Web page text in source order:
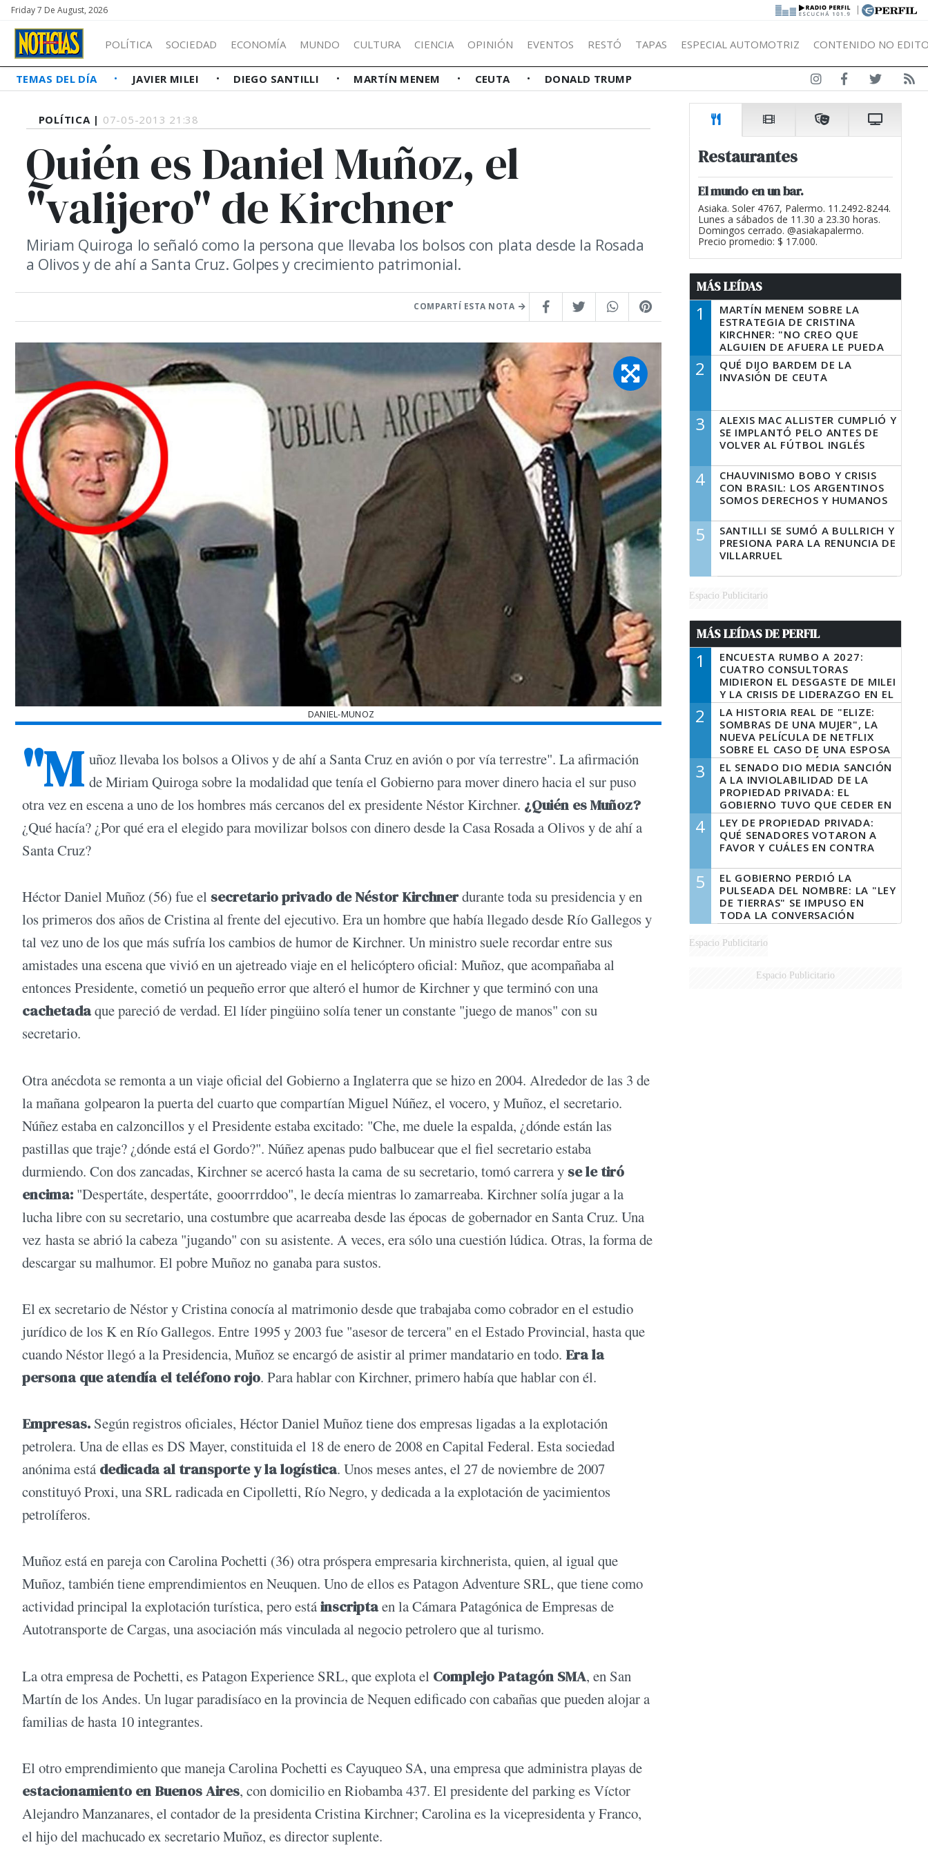
Friday 7 De August, 2026 |
POLÍTICA SOCIEDAD ECONOMÍA MUNDO CULTURA CIENCIA OPINIÓN EVENTOS RESTÓ TAPAS ESPECIAL AUTOMOTRIZ CONTENIDO NO
TEMAS DEL DÍA JAVIER MILEI DIEGO SANTILLI MARTÍN MENEM CEUTA DONALD TRUMP
POLÍTICA | 07-05-2013 21:38
Quién es Daniel Muñoz, el
"valijero" de Kirchner
Miriam Quiroga lo señaló como la persona que llevaba los bolsos con plata desde la Rosada
a Olivos y de ahí a Santa Cruz. Golpes y crecimiento patrimonial.
COMPARTÍ ESTA NOTA
DANIEL-MUNOZ
"M uñoz llevaba los bolsos a Olivos y de ahí a Santa Cruz en avión o por vía terrestre". La afirmación
de Miriam Quiroga sobre la modalidad que tenía el Gobierno para mover dinero hacia el sur puso
otra vez en escena a uno de los hombres más cercanos del ex presidente Néstor Kirchner. ¿Quién es Muñoz?
¿Qué hacía? ¿Por qué era el elegido para movilizar bolsos con dinero desde la Casa Rosada a Olivos y de ahí a
Santa Cruz?
Héctor Daniel Muñoz (56) fue el secretario privado de Néstor Kirchnerdurante toda su presidencia y en
los primeros dos años de Cristina al frente del ejecutivo. Era un hombre que había llegado desde Río Gallegos y
tal vez uno de los que más sufría los cambios de humor de Kirchner. Un ministro suele recordar entre sus
amistades una escena que vivió en un ajetreado viaje en el helicóptero oficial: Muñoz, que acompañaba al
entonces Presidente, cometió un pequeño error que alteró el humor de Kirchner y que terminó con una
cachetadaque pareció de verdad. El líder pingüino solía tener un constante "juego de manos" con su
secretario.
Otra anécdota se remonta a un viaje oficial del Gobierno a Inglaterra que se hizo en 2004. Alrededor de las 3 de
la mañana golpearon la puerta del cuarto que compartían Miguel Núñez, el vocero, y Muñoz, el secretario.
Núñez estaba en calzoncillos y el Presidente estaba excitado: "Che, me duele la espalda, ¿dónde están las
pastillas que traje? ¿dónde está el Gordo?". Núñez apenas pudo balbucear que el fiel secretario estaba
durmiendo. Con dos zancadas, Kirchner se acercó hasta la cama de su secretario, tomó carrera y se le tiró
encima: "Despertáte, despertáte, gooorrrddoo", le decía mientras lo zamarreaba. Kirchner solía jugar a la
lucha libre con su secretario, una costumbre que acarreaba desde las épocas de gobernador en Santa Cruz. Una
vez hasta se abrió la cabeza "jugando" con su asistente. A veces, era sólo una cuestión lúdica. Otras, la forma de
descargar su malhumor. El pobre Muñoz no ganaba para sustos.
El ex secretario de Néstor y Cristina conocía al matrimonio desde que trabajaba como cobrador en el estudio
jurídico de los K en Río Gallegos. Entre 1995 y 2003 fue "asesor de tercera" en el Estado Provincial, hasta que
cuando Néstor llegó a la Presidencia, Muñoz se encargó de asistir al primer mandatario en todo. Era la
persona que atendía el teléfono rojo. Para hablar con Kirchner, primero había que hablar con él.
Empresas. Según registros oficiales, Héctor Daniel Muñoz tiene dos empresas ligadas a la explotación
petrolera. Una de ellas es DS Mayer, constituida el 18 de enero de 2008 en Capital Federal. Esta sociedad
anónima está dedicada al transporte y la logística. Unos meses antes, el 27 de noviembre de 2007
constituyó Proxi, una SRL radicada en Cipolletti, Río Negro, y dedicada a la explotación de yacimientos
petrolíferos.
Muñoz está en pareja con Carolina Pochetti (36) otra próspera empresaria kirchnerista, quien, al igual que
Muñoz, también tiene emprendimientos en Neuquen. Uno de ellos es Patagon Adventure SRL, que tiene como
actividad principal la explotación turística, pero estáinscriptaen la Cámara Patagónica de Empresas de
Autotransporte de Cargas, una asociación más vinculada al negocio petrolero que al turismo.
La otra empresa de Pochetti, es Patagon Experience SRL, que explota el Complejo Patagón SMA, en San
Martín de los Andes. Un lugar paradisíaco en la provincia de Nequen edificado con cabañas que pueden alojar a
familias de hasta 10 integrantes.
El otro emprendimiento que maneja Carolina Pochetti es Cayuqueo SA, una empresa que administra playas de
estacionamiento en Buenos Aires, con domicilio en Riobamba 437. El presidente del parking es Víctor
Alejandro Manzanares, el contador de la presidenta Cristina Kirchner; Carolina es la vicepresidenta y Franco,
el hijo del machucado ex secretario Muñoz, es director suplente.
Restaurantes
El mundo en un bar.
Asiaka. Soler 4767, Palermo. 11.2492-8244.
Lunes a sábados de 11.30 a 23.30 horas.
Domingos cerrado. @asiakapalermo.
Precio promedio: $ 17.000.
MÁS LEÍDAS
1
MARTÍN MENEM SOBRE LA
ESTRATEGIA DE CRISTINA
KIRCHNER: "NO CREO QUE
ALGUIEN DE AFUERA LE PUEDA
DECIR A LA JUSTICIA LO QUE
TIENE QUE HACER"
2
QUÉ DIJO BARDEM DE LA
INVASIÓN DE CEUTA
3
ALEXIS MAC ALLISTER CUMPLIÓ Y
SE IMPLANTÓ PELO ANTES DE
VOLVER AL FÚTBOL INGLÉS
4
CHAUVINISMO BOBO Y CRISIS
CON BRASIL: LOS ARGENTINOS
SOMOS DERECHOS Y HUMANOS
5
SANTILLI SE SUMÓ A BULLRICH Y
PRESIONA PARA LA RENUNCIA DE
VILLARRUEL
Espacio Publicitario
MÁS LEÍDAS DE PERFIL
1
ENCUESTA RUMBO A 2027:
CUATRO CONSULTORAS
MIDIERON EL DESGASTE DE MILEI
Y LA CRISIS DE LIDERAZGO EN EL
PERONISMO
2
LA HISTORIA REAL DE "ELIZE:
SOMBRAS DE UNA MUJER", LA
NUEVA PELÍCULA DE NETFLIX
SOBRE EL CASO DE UNA ESPOSA
QUE DESCUARTIZÓ A SU
MARIDO
3
EL SENADO DIO MEDIA SANCIÓN
A LA INVIOLABILIDAD DE LA
PROPIEDAD PRIVADA: EL
GOBIERNO TUVO QUE CEDER EN
LA LEY DEL MANEJO DEL FUEGO
4
LEY DE PROPIEDAD PRIVADA:
QUÉ SENADORES VOTARON A
FAVOR Y CUÁLES EN CONTRA
5
EL GOBIERNO PERDIÓ LA
PULSEADA DEL NOMBRE: LA "LEY
DE TIERRAS" SE IMPUSO EN
TODA LA CONVERSACIÓN
DIGITAL
Espacio Publicitario
Espacio Publicitario